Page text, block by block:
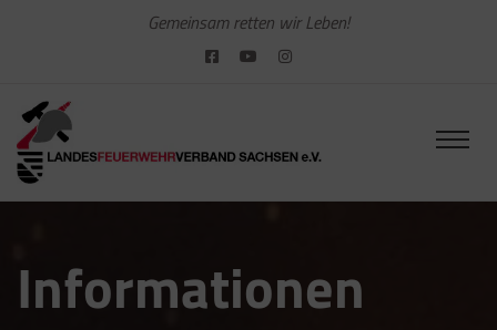
Gemeinsam retten wir Leben!
Informationen